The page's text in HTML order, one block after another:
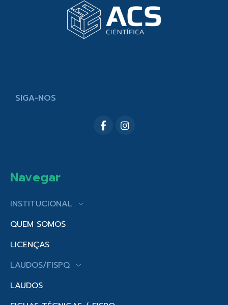
SIGA-NOS
Navegar
INSTITUCIONAL
QUEM SOMOS
LICENÇAS
LAUDOS/FISPQ
LAUDOS